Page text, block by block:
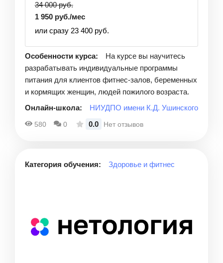
34 000 руб.
1 950 руб./мес
или сразу 23 400 руб.
Особенности курса:
На курсе вы научитесь
разрабатывать индивидуальные программы
питания для клиентов фитнес-залов, беременных
и кормящих женщин, людей пожилого возраста.
Онлайн-школа:
НИУДПО имени К.Д. Ушинского
580 0 0.0 Нет отзывов
Категория обучения: Здоровье и фитнес